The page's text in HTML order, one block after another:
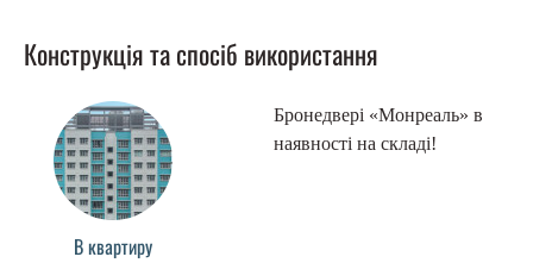
Конструкція та спосіб використання
В квартиру
Бронедвері «Монреаль» в
наявності на складі!